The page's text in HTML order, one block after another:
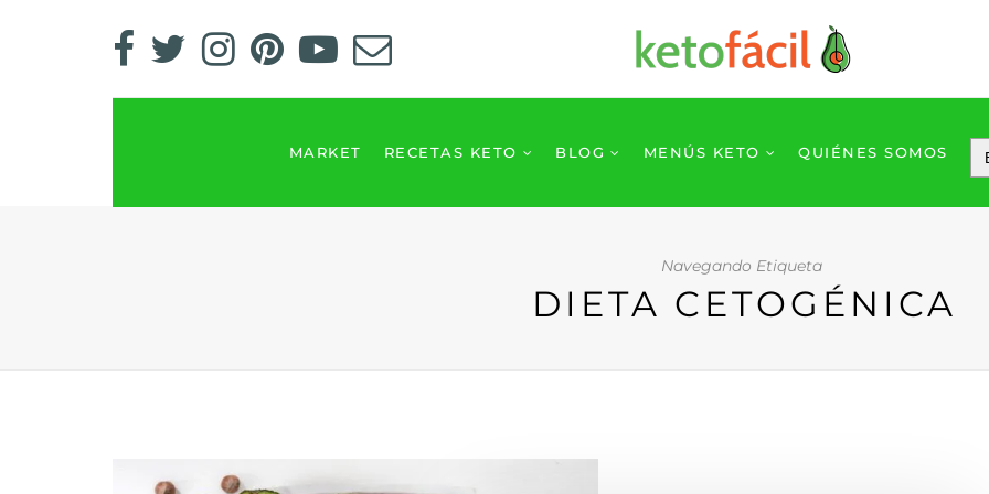
MARKET RECETAS KETO BLOG MENÚS KETO QUIÉNES SOMOS
Navegando Etiqueta
DIETA CETOGÉNICA